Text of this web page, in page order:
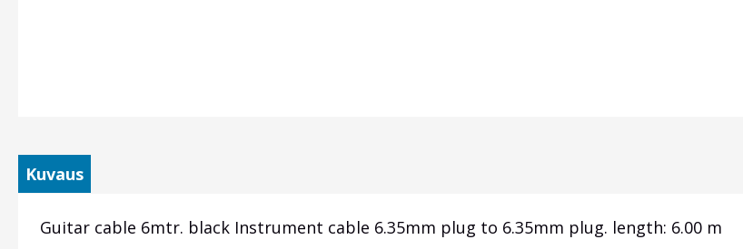
Kuvaus
Guitar cable 6mtr. black Instrument cable 6.35mm plug to 6.35mm plug. length: 6.00 m